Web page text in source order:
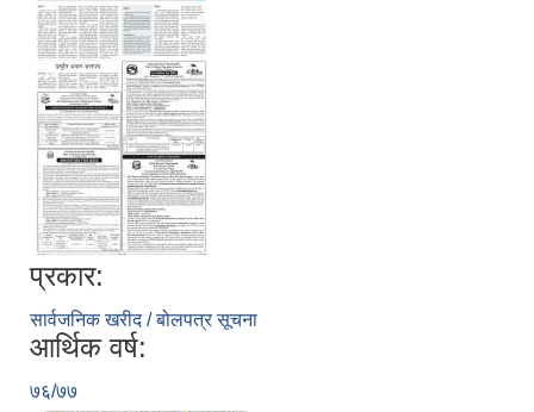
प्रकार:
सार्वजनिक खरीद / बोलपत्र सूचना
आर्थिक वर्ष:
७६/७७